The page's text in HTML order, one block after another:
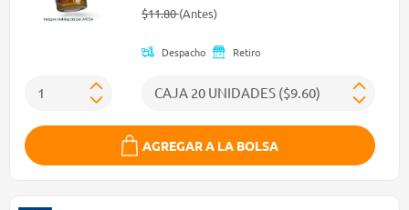
Precio reducido de
$11.80(Antes)(Oferta)
Despacho Retiro
AGREGAR A LA BOLSA